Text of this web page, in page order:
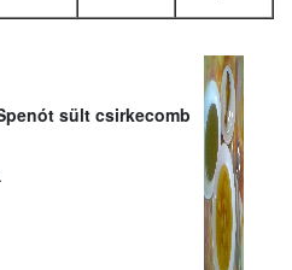
sült csirkecomb